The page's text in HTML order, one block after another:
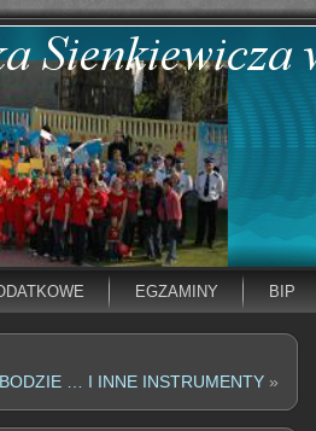
EGZAMINY BIP
… I INNE INSTRUMENTY »